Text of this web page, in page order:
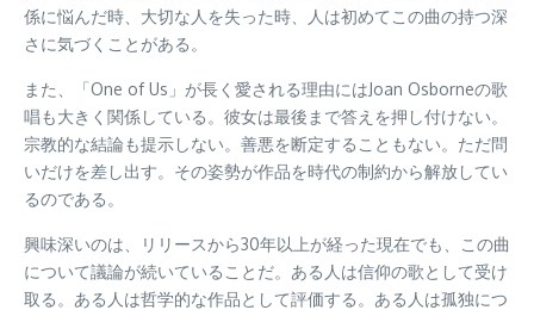
係に悩んだ時、大切な人を失った時、人は初めてこの曲の持つ深
さに気づくことがある。
また、「One of Us」が長く愛される理由にはJoan Osborneの歌
唱も大きく関係している。彼女は最後まで答えを押し付けない。
宗教的な結論も提示しない。善悪を断定することもない。ただ問
いだけを差し出す。その姿勢が作品を時代の制約から解放してい
るのである。
興味深いのは、リリースから30年以上が経った現在でも、この曲
について議論が続いていることだ。ある人は信仰の歌として受け
取る。ある人は哲学的な作品として評価する。ある人は孤独につ